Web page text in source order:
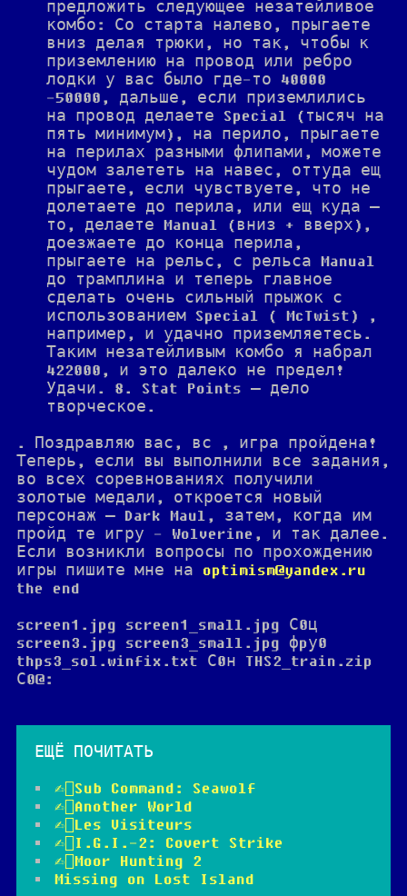
предложить следующее незатейливое
комбо: Со старта налево, прыгаете
вниз делая трюки, но так, чтобы к
приземлению на провод или ребро
лодки у вас было где-то 40000
-50000, дальше, если приземлились
на провод делаете Special (тысяч на
пять минимум), на перило, прыгаете
на перилах разными флипами, можете
чудом залететь на навес, оттуда ещ
прыгаете, если чувствуете, что не
долетаете до перила, или ещ куда —
то, делаете Manual (вниз + вверх),
доезжаете до конца перила,
прыгаете на рельс, с рельса Manual
до трамплина и теперь главное
сделать очень сильный прыжок с
использованием Special ( McTwist) ,
например, и удачно приземляетесь.
Таким незатейливым комбо я набрал
422000, и это далеко не предел!
Удачи. 8. Stat Points — дело
творческое.
. Поздравляю вас, вс , игра пройдена!
Теперь, если вы выполнили все задания,
во всех соревнованиях получили
золотые медали, откроется новый
персонаж — Dark Maul, затем, когда им
пройд те игру - Wolverine, и так далее.
Если возникли вопросы по прохождению
игры пишите мне на optimism@yandex.ru
the end
screen1.jpg screen1_small.jpg С0ц
screen3.jpg screen3_small.jpg фpу0
thps3_sol.winfix.txt С0н THS2_train.zip
С0@:
ЕЩЁ ПОЧИТАТЬ
✍🏻Sub Command: Seawolf
✍🏻Another World
✍🏻Les Visiteurs
✍🏻I.G.I.-2: Covert Strike
✍🏻Moor Hunting 2
Missing on Lost Island